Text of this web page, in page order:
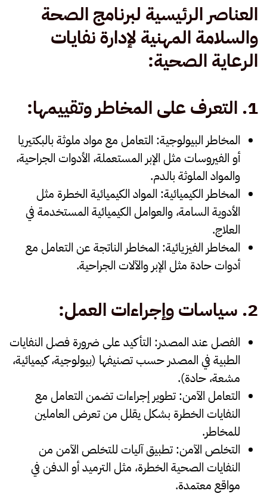
العناصر الرئيسية لبرنامج الصحة
والسلامة المهنية لإدارة نفايات
الرعاية الصحية:
1. التعرف على المخاطر وتقييمها:
المخاطر البيولوجية: التعامل مع مواد ملوثة بالبكتيريا
أو الفيروسات مثل الإبر المستعملة، الأدوات الجراحية،
والمواد الملوثة بالدم.
المخاطر الكيميائية: المواد الكيميائية الخطرة مثل
الأدوية السامة، والعوامل الكيميائية المستخدمة في
العلاج.
المخاطر الفيزيائية: المخاطر الناتجة عن التعامل مع
أدوات حادة مثل الإبر والآلات الجراحية.
2. سياسات وإجراءات العمل:
الفصل عند المصدر: التأكيد على ضرورة فصل النفايات
الطبية في المصدر حسب تصنيفها (بيولوجية، كيميائية،
مشعة، حادة).
التعامل الآمن: تطوير إجراءات تضمن التعامل مع
النفايات الخطرة بشكل يقلل من تعرض العاملين
للمخاطر.
التخلص الآمن: تطبيق آليات للتخلص الآمن من
النفايات الصحية الخطرة، مثل الترميد أو الدفن في
مواقع معتمدة.